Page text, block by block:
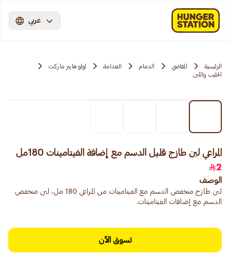
عربي
الرئيسية المقاضي الدمام العدامة
لولو هايبر ماركت
الحليب واللبن
المراعي لبن طازج قليل الدسم مع إضافة الفيتامينات 180مل
2
الوصف
لبن طازج منخفض الدسم مع الفيتامينات من المراعي 180 مل، لبن منخفض
الدسم مع إضافات الفيتامينات.
تسوق الآن